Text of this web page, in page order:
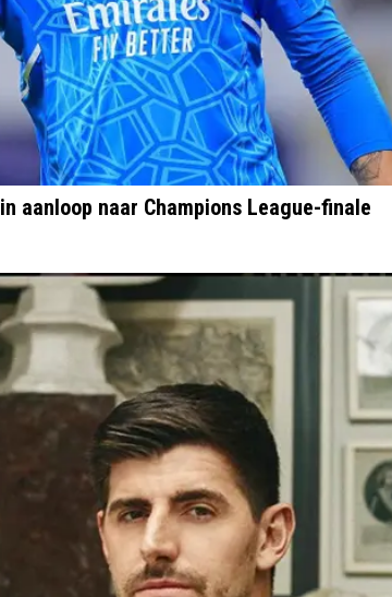
aanloop naar Champions League-finale